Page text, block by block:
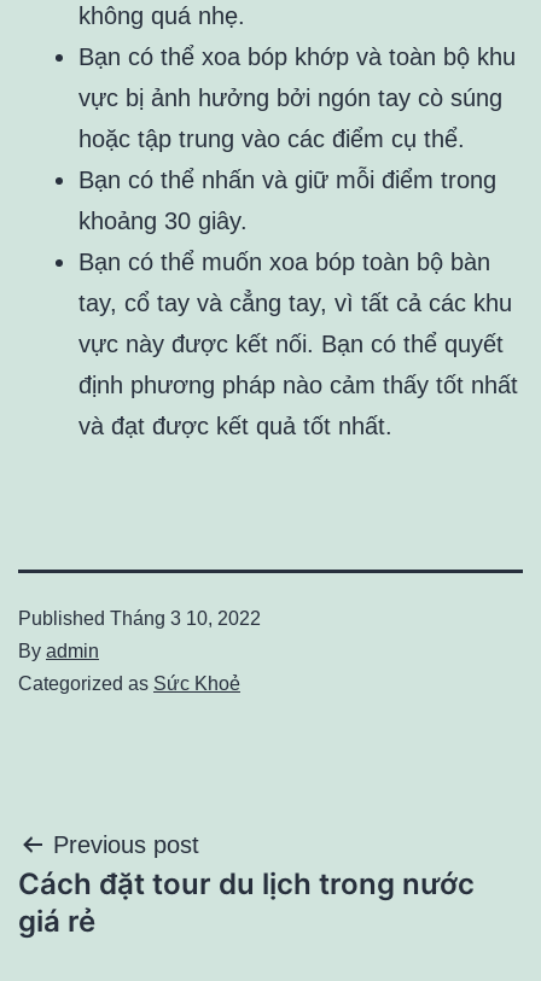
không quá nhẹ.
Bạn có thể xoa bóp khớp và toàn bộ khu
vực bị ảnh hưởng bởi ngón tay cò súng
hoặc tập trung vào các điểm cụ thể.
Bạn có thể nhấn và giữ mỗi điểm trong
khoảng 30 giây.
Bạn có thể muốn xoa bóp toàn bộ bàn
tay, cổ tay và cẳng tay, vì tất cả các khu
vực này được kết nối. Bạn có thể quyết
định phương pháp nào cảm thấy tốt nhất
và đạt được kết quả tốt nhất.
Published Tháng 3 10, 2022
By admin
Categorized as Sức Khoẻ
Điều
hướng
Previous post
Cách đặt tour du lịch trong nước
giá rẻ